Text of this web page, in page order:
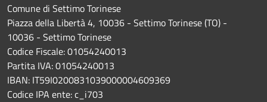
Comune di Settimo Torinese
Piazza della Libertà 4, 10036 - Settimo Torinese (TO) -
10036 - Settimo Torinese
Codice Fiscale: 01054240013
Partita IVA: 01054240013
IBAN: IT59I0200831039000004609369
Codice IPA ente: c_i703